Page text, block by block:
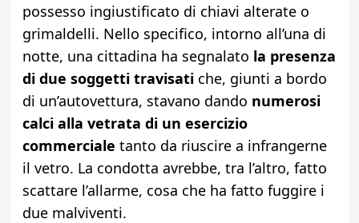
possesso ingiustificato di chiavi alterate o
grimaldelli. Nello specifico, intorno all’una di
notte, una cittadina ha segnalato la presenza
di due soggetti travisatiche, giunti a bordo
di un’autovettura, stavano dando numerosi
calci alla vetrata di un esercizio
commerciale tanto da riuscire a infrangerne
il vetro. La condotta avrebbe, tra l’altro, fatto
scattare l’allarme, cosa che ha fatto fuggire i
due malviventi.